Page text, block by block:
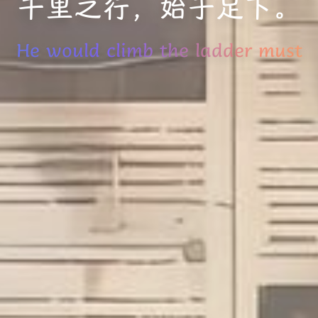
千里之行，始于足下。
climb the ladder must begin